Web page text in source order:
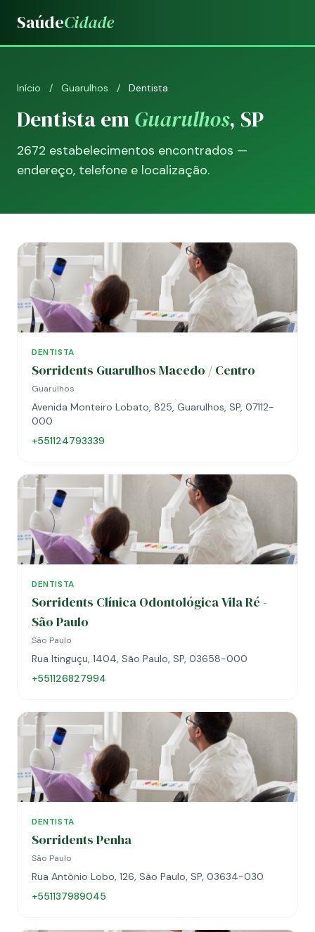
SaúdeCidade
Início / Guarulhos / Dentista
Dentista emGuarulhos, SP
2672 estabelecimentos encontrados —
endereço, telefone e localização.
DENTISTA
Sorridents Guarulhos Macedo / Centro
Guarulhos
Avenida Monteiro Lobato, 825, Guarulhos, SP, 07112-
000
+551124793339
DENTISTA
Sorridents Clínica Odontológica Vila Ré -
São Paulo
São Paulo
Rua Itinguçu, 1404, São Paulo, SP, 03658-000
+551126827994
DENTISTA
Sorridents Penha
São Paulo
Rua Antônio Lobo, 126, São Paulo, SP, 03634-030
+551137989045